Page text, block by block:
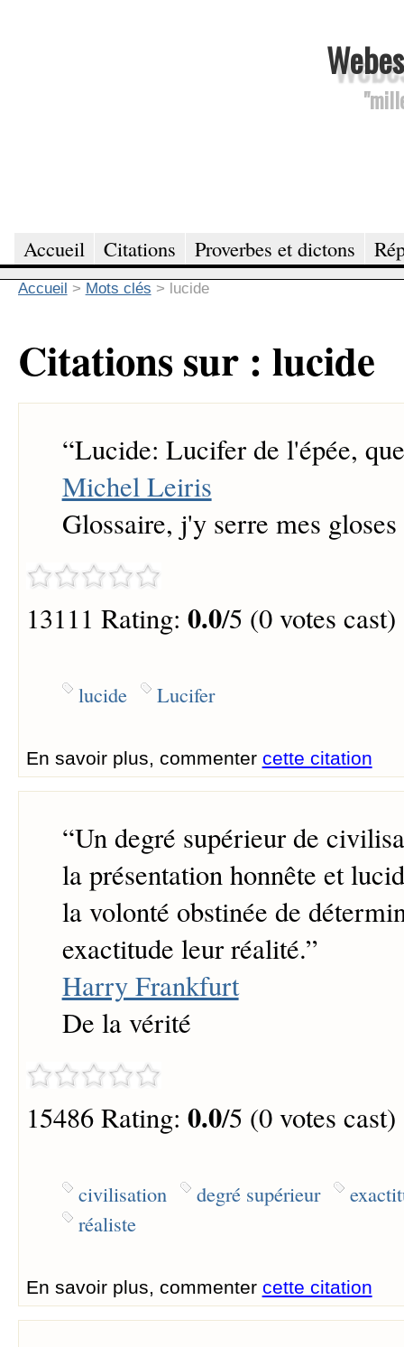
Accueil Citations Proverbes et dictons
Accueil > Mots clés > lucide
Citations sur : lucide
“Lucide: Lucifer de l'épée,
Michel Leiris
Glossaire, j'y serre mes gloses
13111 Rating: 0.0/5 (0 votes cast)
lucide Lucifer
En savoir plus, commenter cette citation
“Un degré supérieur de
la présentation honnête et
la volonté obstinée de
exactitude leur réalité.”
Harry Frankfurt
De la vérité
15486 Rating: 0.0/5 (0 votes cast)
civilisation degré supérieur
réaliste
En savoir plus, commenter cette citation